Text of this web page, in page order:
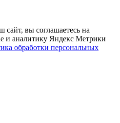
сайт, вы соглашаетесь на
и аналитику Яндекс Метрики
обработки персональных